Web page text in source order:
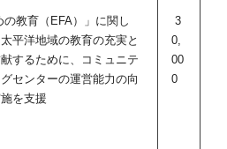
の教育（EFA）」に関し
平洋地域の教育の充実と
するために、コミュニテ
センターの運営能力の向
を支援
3
0,
00
0